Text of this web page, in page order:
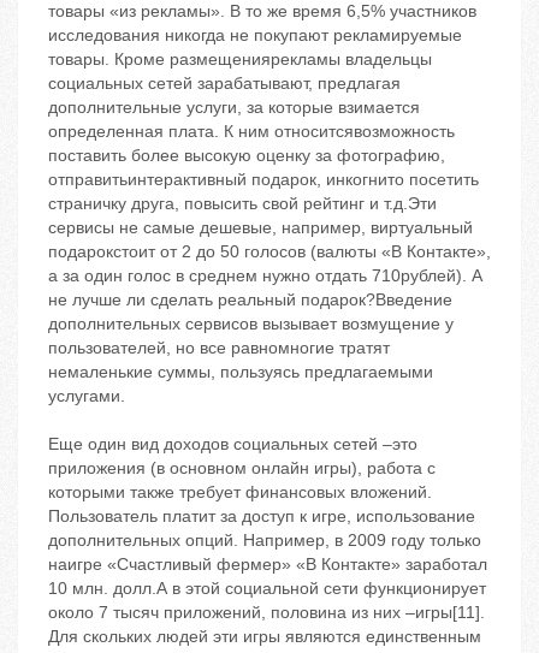
товары «из рекламы». В то же время 6,5% участников
исследования никогда не покупают рекламируемые
товары. Кроме размещениярекламы владельцы
социальных сетей зарабатывают, предлагая
дополнительные услуги, за которые взимается
определенная плата. К ним относитсявозможность
поставить более высокую оценку за фотографию,
отправитьинтерактивный подарок, инкогнито посетить
страничку друга, повысить свой рейтинг и т.д.Эти
сервисы не самые дешевые, например, виртуальный
подарокстоит от 2 до 50 голосов (валюты «В Контакте»,
а за один голос в среднем нужно отдать 710рублей). А
не лучше ли сделать реальный подарок?Введение
дополнительных сервисов вызывает возмущение у
пользователей, но все равномногие тратят
немаленькие суммы, пользуясь предлагаемыми
услугами.
Еще один вид доходов социальных сетей –это
приложения (в основном онлайн игры), работа с
которыми также требует финансовых вложений.
Пользователь платит за доступ к игре, использование
дополнительных опций. Например, в 2009 году только
наигре «Счастливый фермер» «В Контакте» заработал
10 млн. долл.А в этой социальной сети функционирует
около 7 тысяч приложений, половина из них –игры[11].
Для скольких людей эти игры являются единственным